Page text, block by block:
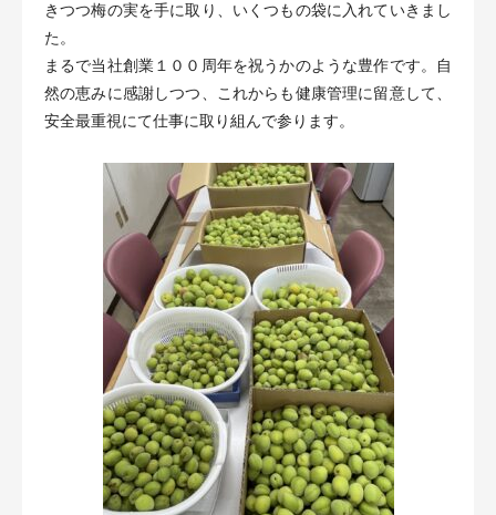
きつつ梅の実を手に取り、いくつもの袋に入れていきまし
た。
まるで当社創業１００周年を祝うかのような豊作です。自
然の恵みに感謝しつつ、これからも健康管理に留意して、
安全最重視にて仕事に取り組んで参ります。